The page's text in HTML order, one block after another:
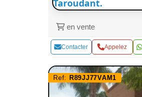
Taroudant.
en vente
Contacter Appelez
Ref: R89JJ77VAM1